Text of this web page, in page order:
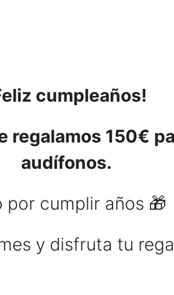
cumpleaños!
regalamos 150€
audífonos.
por cumplir años 🎁
y disfruta tu